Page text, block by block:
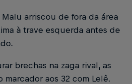
arriscou de fora da área
à trave esquerda antes de
brechas na zaga rival, as
marcador aos 32 com Lelê.